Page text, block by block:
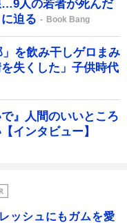
人の若者が死んだ
迫る
Book Bang
を飲み干しゲロまみ
失くした」子供時代
』人間のいいところ
インタビュー】
ッシュにもガムを愛